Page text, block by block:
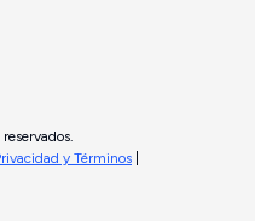
y Términos